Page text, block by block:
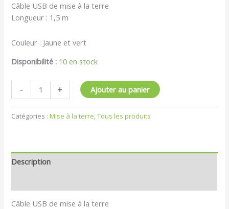
Câble USB de mise à la terre
Longueur : 1,5 m
Couleur : Jaune et vert
Disponibilité : 10 en stock
- + Ajouter au panier
Catégories :Mise à la terre,Tous les produits
Description
Câble USB de mise à la terre